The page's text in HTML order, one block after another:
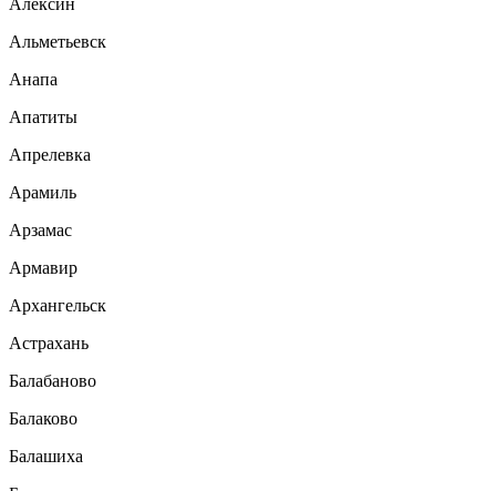
Алексин
Альметьевск
Анапа
Апатиты
Апрелевка
Арамиль
Арзамас
Армавир
Архангельск
Астрахань
Балабаново
Балаково
Балашиха